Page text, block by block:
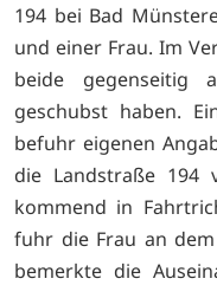
194 bei Bad
und einer Frau. Im
beide gegenseitig
geschubst haben.
befuhr eigenen
die Landstraße 194
kommend in
fuhr die Frau an
bemerkte die